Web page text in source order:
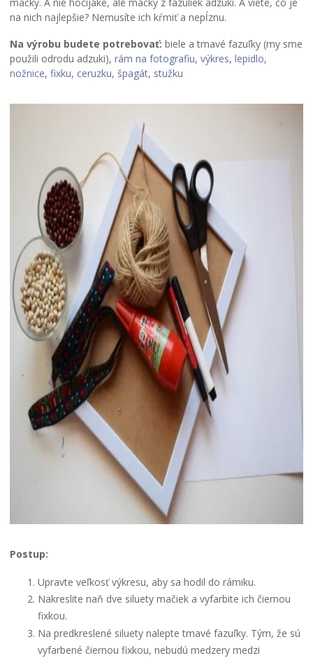
na nich najlepšie? Nemusíte ich kŕmiť a nepĺznu.
Na výrobu budete potrebovať: biele a tmavé fazuľky (my sme
použili odrodu adzuki), rám na fotografiu, výkres, lepidlo,
nožnice, fixku, ceruzku, špagát, stužku
Postup:
Upravte veľkosť výkresu, aby sa hodil do rámiku.
Nakreslite naň dve siluety mačiek a vyfarbite ich čiernou
fixkou.
Na predkreslené siluety nalepte tmavé fazuľky. Tým, že sú
vyfarbené čiernou fixkou, nebudú medzery medzi